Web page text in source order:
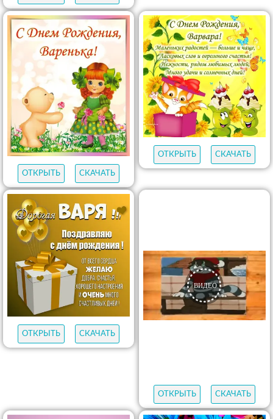
ОТКРЫТЬ СКАЧАТЬ
ОТКРЫТЬ СКАЧАТЬ
ОТКРЫТЬ СКАЧАТЬ
ОТКРЫТЬ СКАЧАТЬ